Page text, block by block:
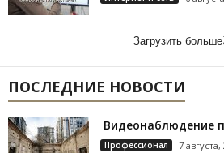
Загрузить больше
ПОСЛЕДНИЕ НОВОСТИ
Видеонаблюдение
Профессионал 7 августа,